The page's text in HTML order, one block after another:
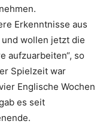
Erkenntnisse aus
wollen jetzt die
aufzuarbeiten“, so
Spielzeit war
Englische Wochen
es seit